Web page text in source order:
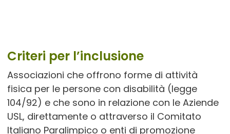
Criteri per l’inclusione
Associazioni che offrono forme di attività
fisica per le persone con disabilità (legge
104/92) e che sono in relazione con le Aziende
USL, direttamente o attraverso il Comitato
Italiano Paralimpico o enti di promozione